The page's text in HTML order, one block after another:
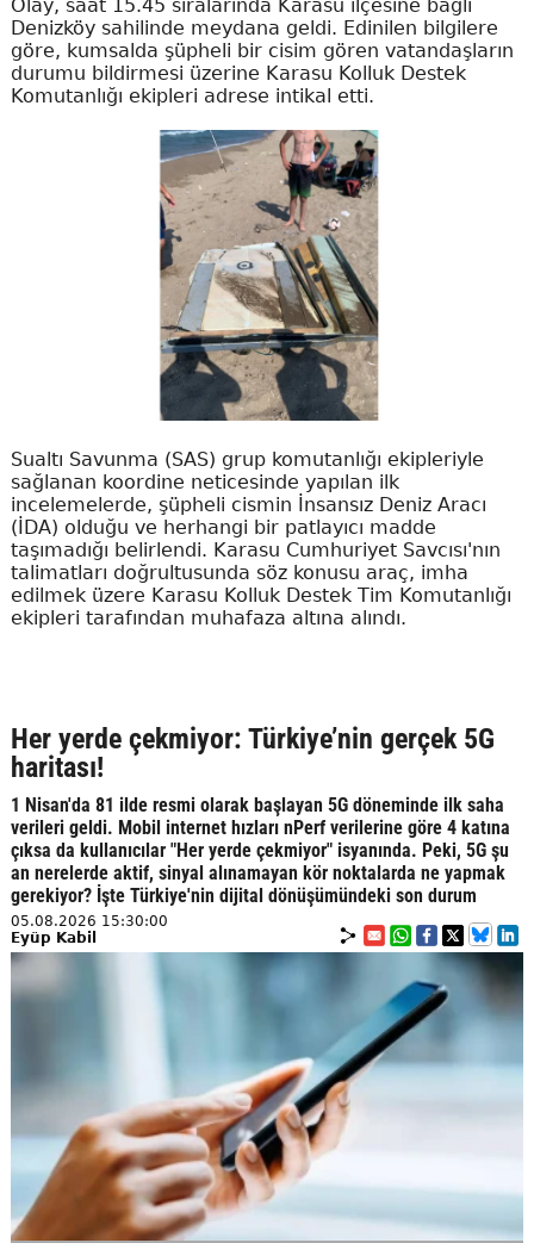
Olay, saat 15.45 sıralarında Karasu ilçesine bağlı
Denizköy sahilinde meydana geldi. Edinilen bilgilere
göre, kumsalda şüpheli bir cisim gören vatandaşların
durumu bildirmesi üzerine Karasu Kolluk Destek
Komutanlığı ekipleri adrese intikal etti.
Sualtı Savunma (SAS) grup komutanlığı ekipleriyle
sağlanan koordine neticesinde yapılan ilk
incelemelerde, şüpheli cismin İnsansız Deniz Aracı
(İDA) olduğu ve herhangi bir patlayıcı madde
taşımadığı belirlendi. Karasu Cumhuriyet Savcısı'nın
talimatları doğrultusunda söz konusu araç, imha
edilmek üzere Karasu Kolluk Destek Tim Komutanlığı
ekipleri tarafından muhafaza altına alındı.
Her yerde çekmiyor: Türkiye’nin gerçek 5G
haritası!
1 Nisan'da 81 ilde resmi olarak başlayan 5G döneminde ilk saha
verileri geldi. Mobil internet hızları nPerf verilerine göre 4 katına
çıksa da kullanıcılar "Her yerde çekmiyor" isyanında. Peki, 5G şu
an nerelerde aktif, sinyal alınamayan kör noktalarda ne yapmak
gerekiyor? İşte Türkiye'nin dijital dönüşümündeki son durum
05.08.2026 15:30:00
Eyüp Kabil